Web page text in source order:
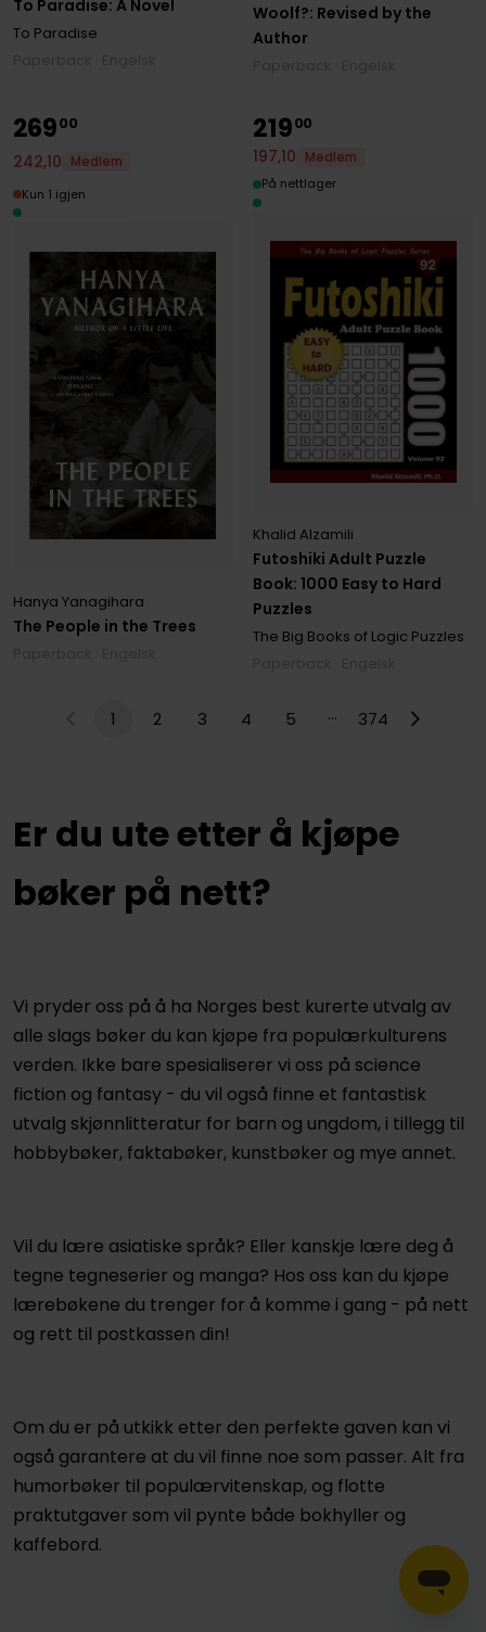
To Paradise: A Novel
To Paradise
Woolf?: Revised by the
Author
The People in the Trees
Hanya Yanagihara
26900
242,10
Medlem
Kun 1 igjen
Futoshiki Adult Puzzle
Book: 1000 Easy to Hard
Puzzles
Khalid Alzamili
The Big Books of Logic Puzzles
21900
197,10
Medlem
På nettlager
1 2 3 4 5 … 374
Er du ute etter å kjøpe
bøker på nett?
Vi pryder oss på å ha Norges best kurerte utvalg av
alle slags bøker du kan kjøpe fra populærkulturens
verden. Ikke bare spesialiserer vi oss på science
fiction og fantasy - du vil også finne et fantastisk
utvalg skjønnlitteratur for barn og ungdom, i tillegg til
hobbybøker, faktabøker, kunstbøker og mye annet.
Vil du lære asiatiske språk? Eller kanskje lære deg å
tegne tegneserier og manga? Hos oss kan du kjøpe
lærebøkene du trenger for å komme i gang - på nett
og rett til postkassen din!
Om du er på utkikk etter den perfekte gaven kan vi
også garantere at du vil finne noe som passer. Alt fra
humorbøker til populærvitenskap, og flotte
praktutgaver som vil pynte både bokhyller og
kaffebord.